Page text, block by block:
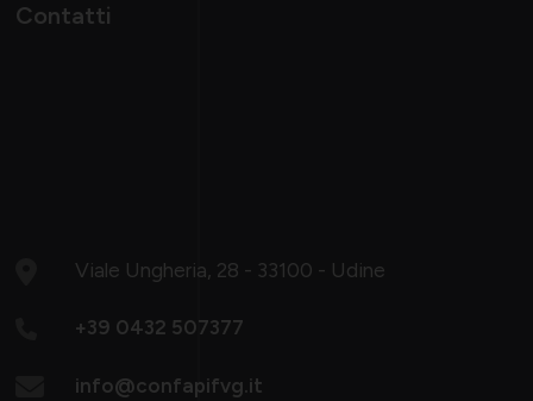
Contatti
Viale Ungheria, 28 - 33100 - Udine
+39 0432 507377
info@confapifvg.it